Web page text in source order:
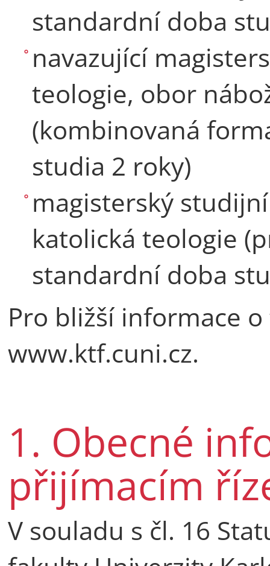
standardní doba
navazující
teologie, obor
(kombinovaná
studia 2 roky)
magisterský
katolická teologie
standardní doba
Pro bližší informace
www.ktf.cuni.cz.
1. Obecné
přijímacím
V souladu s čl. 16